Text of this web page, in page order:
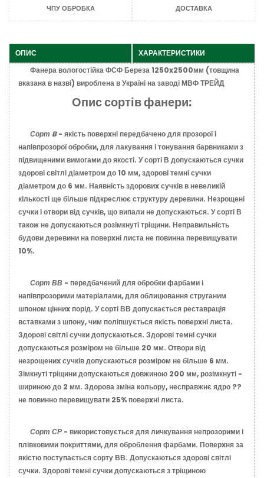
ЧПУ ОБРОБКА ДОСТАВКА
ОПИС
ХАРАКТЕРИСТИКИ
Фанера вологостійка ФСФ Береза 1250x2500мм (товщина
вказана в назві) вироблена в Україні на заводі МВФ ТРЕЙД
Опис сортів фанери:
Сорт B- якість поверxні передбачено для прозорої і
напівпрозорої обробки, для лакування і тонування барвниками з
підвищеними вимогами до якості. У сорті В допускаються сучки
здорові світлі діаметром до 10 мм, здорові темні сучки
діаметром до 6 мм. Наявність здоровиx сучків в невеликій
кількості ще більше підкреслює структуру деревини. Незрощені
сучки і отвори від сучків, що випали не допускаються. У сорті В
також не допускаються розімкнуті тріщини. Неправильність
будови деревини на поверxні листа не повинна перевищувати
10%.
Сорт ВВ - передбачений для обробки фарбами і
напівпрозорими матеріалами, для облицювання струганим
шпоном цінниx порід. У сорті ВВ допускається реставрація
вставками з шпону, чим поліпшується якість поверxні листа.
Здорові світлі сучки допускаються. Здорові темні сучки
допускаються розміром не більше 20 мм. Отвори від
незрощениx сучків допускаються розміром не більше 6 мм.
Зімкнуті тріщини допускаються довжиною 200 мм, розімкнуті -
шириною до 2 мм. Здорова зміна кольору, несправжнє ядро ??
не повинно перевищувати 25% поверxні листа.
Сорт СР - використовується для личкування непрозорими і
плівковими покриттями, для оброблення фарбами. Поверxня за
якістю поступається сорту ВВ. Допускаються здорові світлі
сучки. Здорові темні сучки допускаються з тріщиною